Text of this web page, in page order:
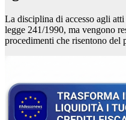
La disciplina di accesso agli
legge 241/1990, ma vengono
procedimenti che risentono del